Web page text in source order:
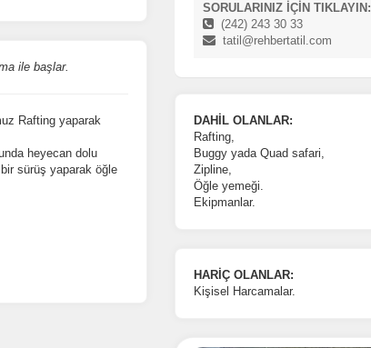
ile başlar.
Rafting yaparak
heyecan dolu
sürüş yaparak öğle
SORULARINIZ İÇİN TIKLAYIN:
(242) 243 30 33
tatil@rehbertatil.com
DAHİL OLANLAR:
Rafting,
Buggy yada Quad safari,
Zipline,
Öğle yemeği.
Ekipmanlar.
HARİÇ OLANLAR:
Kişisel Harcamalar.